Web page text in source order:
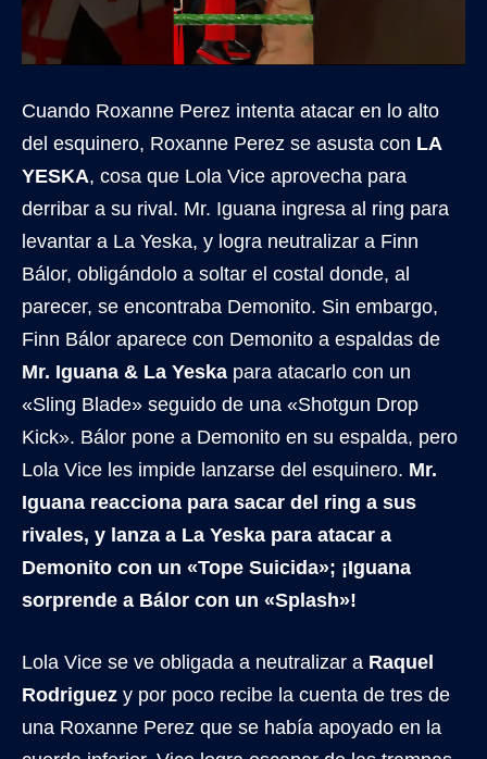
Cuando Roxanne Perez intenta atacar en lo alto
del esquinero, Roxanne Perez se asusta con LA
YESKA, cosa que Lola Vice aprovecha para
derribar a su rival. Mr. Iguana ingresa al ring para
levantar a La Yeska, y logra neutralizar a Finn
Bálor, obligándolo a soltar el costal donde, al
parecer, se encontraba Demonito. Sin embargo,
Finn Bálor aparece con Demonito a espaldas de
Mr. Iguana & La Yeska para atacarlo con un
«Sling Blade» seguido de una «Shotgun Drop
Kick». Bálor pone a Demonito en su espalda, pero
Lola Vice les impide lanzarse del esquinero. Mr.
Iguana reacciona para sacar del ring a sus
rivales, y lanza a La Yeska para atacar a
Demonito con un «Tope Suicida»; ¡Iguana
sorprende a Bálor con un «Splash»!
Lola Vice se ve obligada a neutralizar a Raquel
Rodriguez y por poco recibe la cuenta de tres de
una Roxanne Perez que se había apoyado en la